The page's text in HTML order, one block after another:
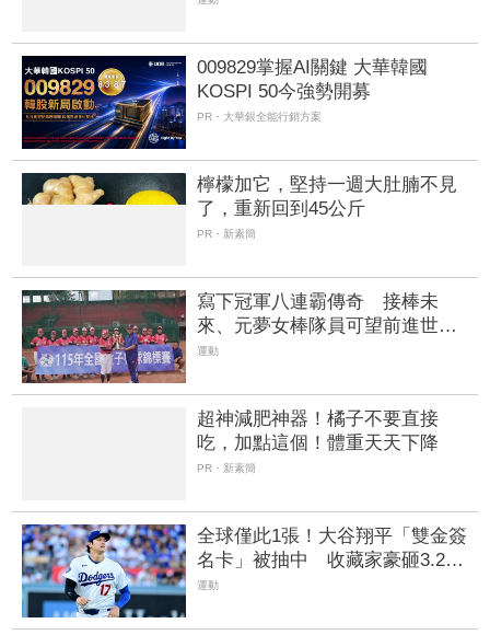
009829掌握AI關鍵 大華韓國
KOSPI 50今強勢開募
PR・大華銀全能行銷方案
檸檬加它，堅持一週大肚腩不見
了，重新回到45公斤
PR・新素簡
寫下冠軍八連霸傳奇 接棒未
來、元夢女棒隊員可望前進世界
盃小組賽
運動
超神減肥神器！橘子不要直接
吃，加點這個！體重天天下降
PR・新素簡
全球僅此1張！大谷翔平「雙金簽
名卡」被抽中 收藏家豪砸3.2億
天價拿下
運動